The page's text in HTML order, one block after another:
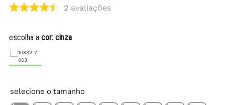
2 avaliações
escolha a cor: cinza
selecione o tamanho